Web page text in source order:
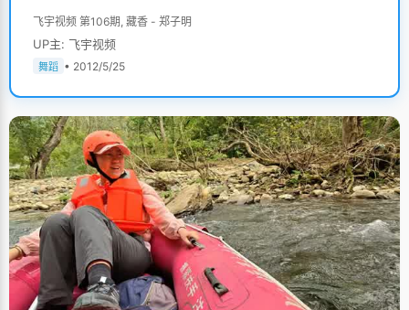
飞宇视频 第106期, 藏香 - 郑子明
UP主: 飞宇视频
舞蹈 • 2012/5/25